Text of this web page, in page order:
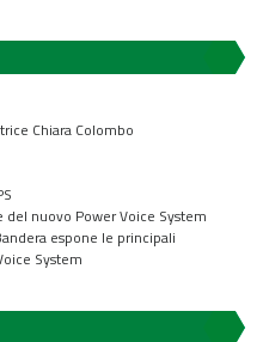
Chiara Colombo
nuovo Power Voice System
espone le principali
System